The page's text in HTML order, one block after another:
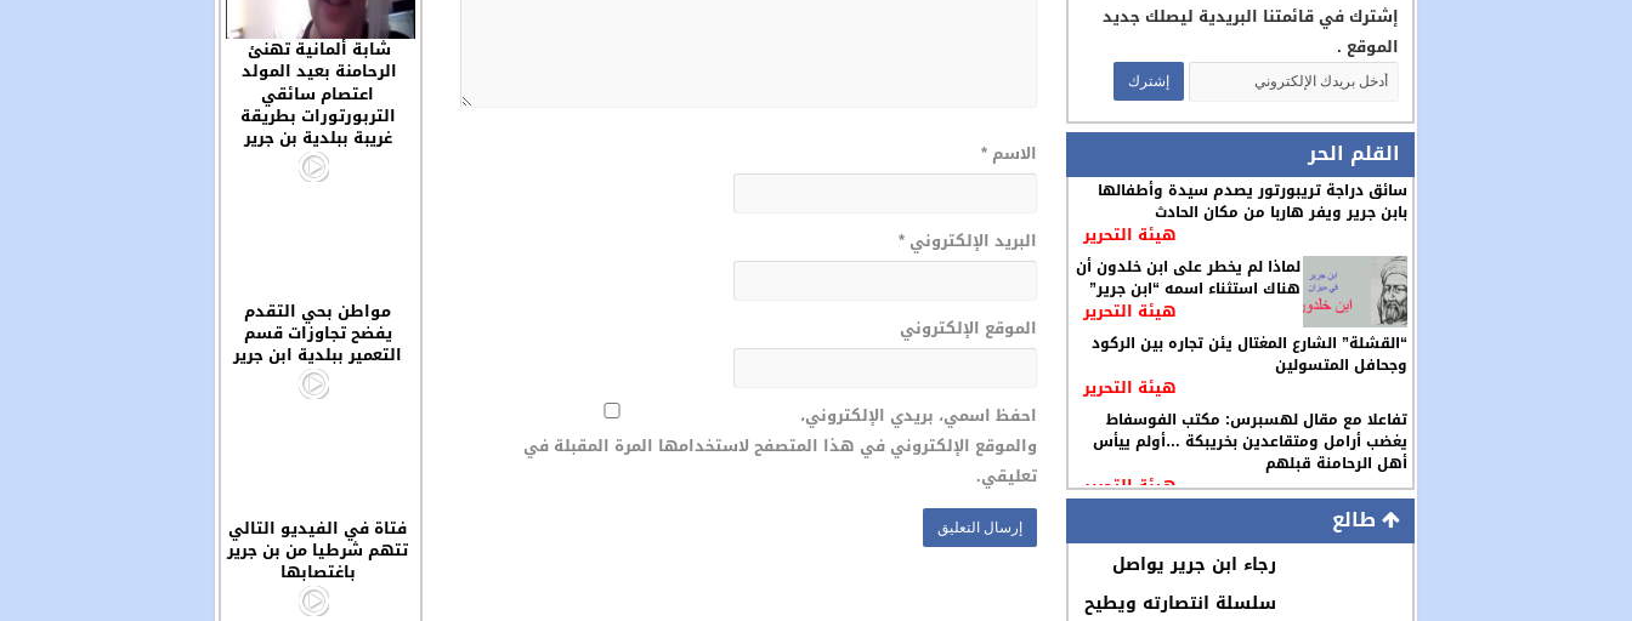
شابة ألمانية تهنئ
الرحامنة بعيد المولد
وتحيي سكان مدينة ابن
جرير ..
اعتصام سائقي
التربورتورات بطريقة
غريبة ببلدية بن جرير
مواطن بحي التقدم
يفضح تجاوزات قسم
التعمير ببلدية ابن جرير
فتاة في الفيديو التالي
تتهم شرطيا من بن جرير
باغتصابها
إشترك في قائمتنا البريدية ليصلك جديد
الموقع .
القلم الحر
سائق دراجة تريبورتور يصدم سيدة وأطفالها
بابن جرير ويفر هاربا من مكان الحادث
هيئة التحرير
لماذا لم يخطر على ابن خلدون أن
هناك استثناء اسمه “ابن جرير”
هيئة التحرير
“القشلة” الشارع المغتال يئن تجاره بين الركود
وجحافل المتسولين
هيئة التحرير
تفاعلا مع مقال لهسبرس: مكتب الفوسفاط
يغضب أرامل ومتقاعدين بخريبكة …أولم ييأس
أهل الرحامنة قبلهم
هيئة التحرير
طالع
رجاء ابن جرير يواصل
سلسلة انتصارته ويطيح
الاسم*
البريد الإلكتروني*
الموقع الإلكتروني
احفظ اسمي، بريدي الإلكتروني،
والموقع الإلكتروني في هذا المتصفح لاستخدامها المرة المقبلة في
تعليقي.